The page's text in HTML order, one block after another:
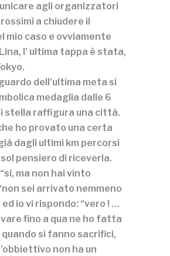
agli organizzatori
a chiudere il
mio caso e ovviamente
l’ ultima tappa è stata,
dell’ultima meta si
medaglia dalle 6
stella raffigura una città.
ho provato una certa
dagli ultimi km percorsi
sol pensiero di riceverla.
ma non hai vinto
sei arrivato nemmeno
ed io vi rispondo: “vero ! …
fino a qua ne ho fatta
si fanno sacrifici,
non ha un